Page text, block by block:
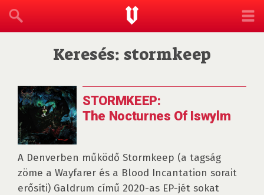
Keresés: stormkeep
STORMKEEP:
The Nocturnes Of Iswylm
A Denverben működő Stormkeep (a tagság
zöme a Wayfarer és a Blood Incantation sorait
erősíti) Galdrum című 2020-as EP-jét sokat